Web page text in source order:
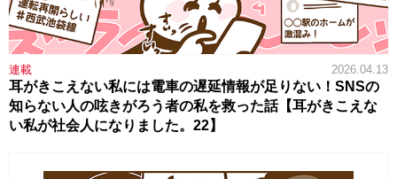
連載 2026.04.13
耳がきこえない私には電車の遅延情報が足りない！SNSの
知らない人の呟きがろう者の私を救った話【耳がきこえな
い私が社会人になりました。22】